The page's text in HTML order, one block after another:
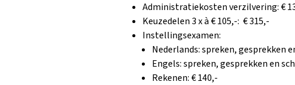
Administratiekosten verzilvering: €
Keuzedelen 3 x à € 105,-: € 315,-
Instellingsexamen:
Nederlands: spreken, gesprekken
Engels: spreken, gesprekken en
Rekenen: € 140,-